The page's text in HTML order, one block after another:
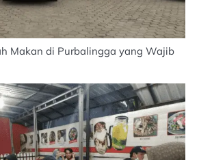
Makan di Purbalingga yang Wajib